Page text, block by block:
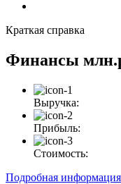
Краткая справка
Финансы
Выручка:
Прибыль:
Стоимость:
Подробная информация